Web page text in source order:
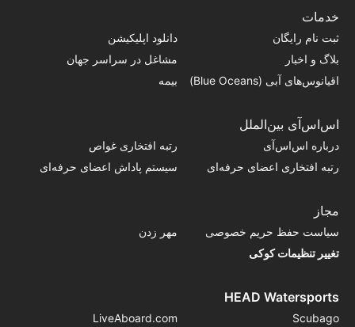
خدمات
ثبت نام رایگان
دانلود اپلیکیشن
بلاگ و اخبار
مشاغل در سراسر جهان
اقیانوس‌های آبی (Blue Oceans)
بیمه
اس‌اس‌آی بین‌الملل
درباره اس‌اس‌آی
رتبه افتخاری غواص
رتبه افتخاری اعضای حرفه‌ای
سیستم پاداش اعضای حرفه‌ای
مجاز
سیاست حفظ حریم خصوصی
مهر زدن
تغییر تنظیمات کوکی
HEAD Watersports
Scubago
LiveAboard.com